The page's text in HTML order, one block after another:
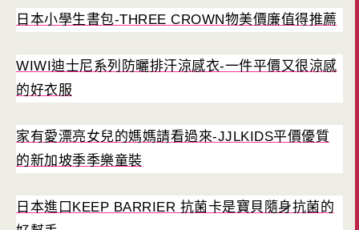
日本小學生書包-THREE CROWN物美價廉值得推薦
WIWI迪士尼系列防曬排汗涼感衣-一件平價又很涼感
的好衣服
家有愛漂亮女兒的媽媽請看過來-JJLKIDS平價優質
的新加坡季季樂童裝
日本進口KEEP BARRIER 抗菌卡是寶貝隨身抗菌的